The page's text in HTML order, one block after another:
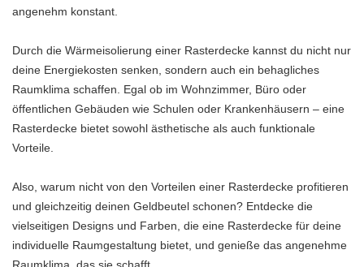
angenehm konstant.
Durch die Wärmeisolierung einer Rasterdecke kannst du nicht nur
deine Energiekosten senken, sondern auch ein behagliches
Raumklima schaffen. Egal ob im Wohnzimmer, Büro oder
öffentlichen Gebäuden wie Schulen oder Krankenhäusern – eine
Rasterdecke bietet sowohl ästhetische als auch funktionale
Vorteile.
Also, warum nicht von den Vorteilen einer Rasterdecke profitieren
und gleichzeitig deinen Geldbeutel schonen? Entdecke die
vielseitigen Designs und Farben, die eine Rasterdecke für deine
individuelle Raumgestaltung bietet, und genieße das angenehme